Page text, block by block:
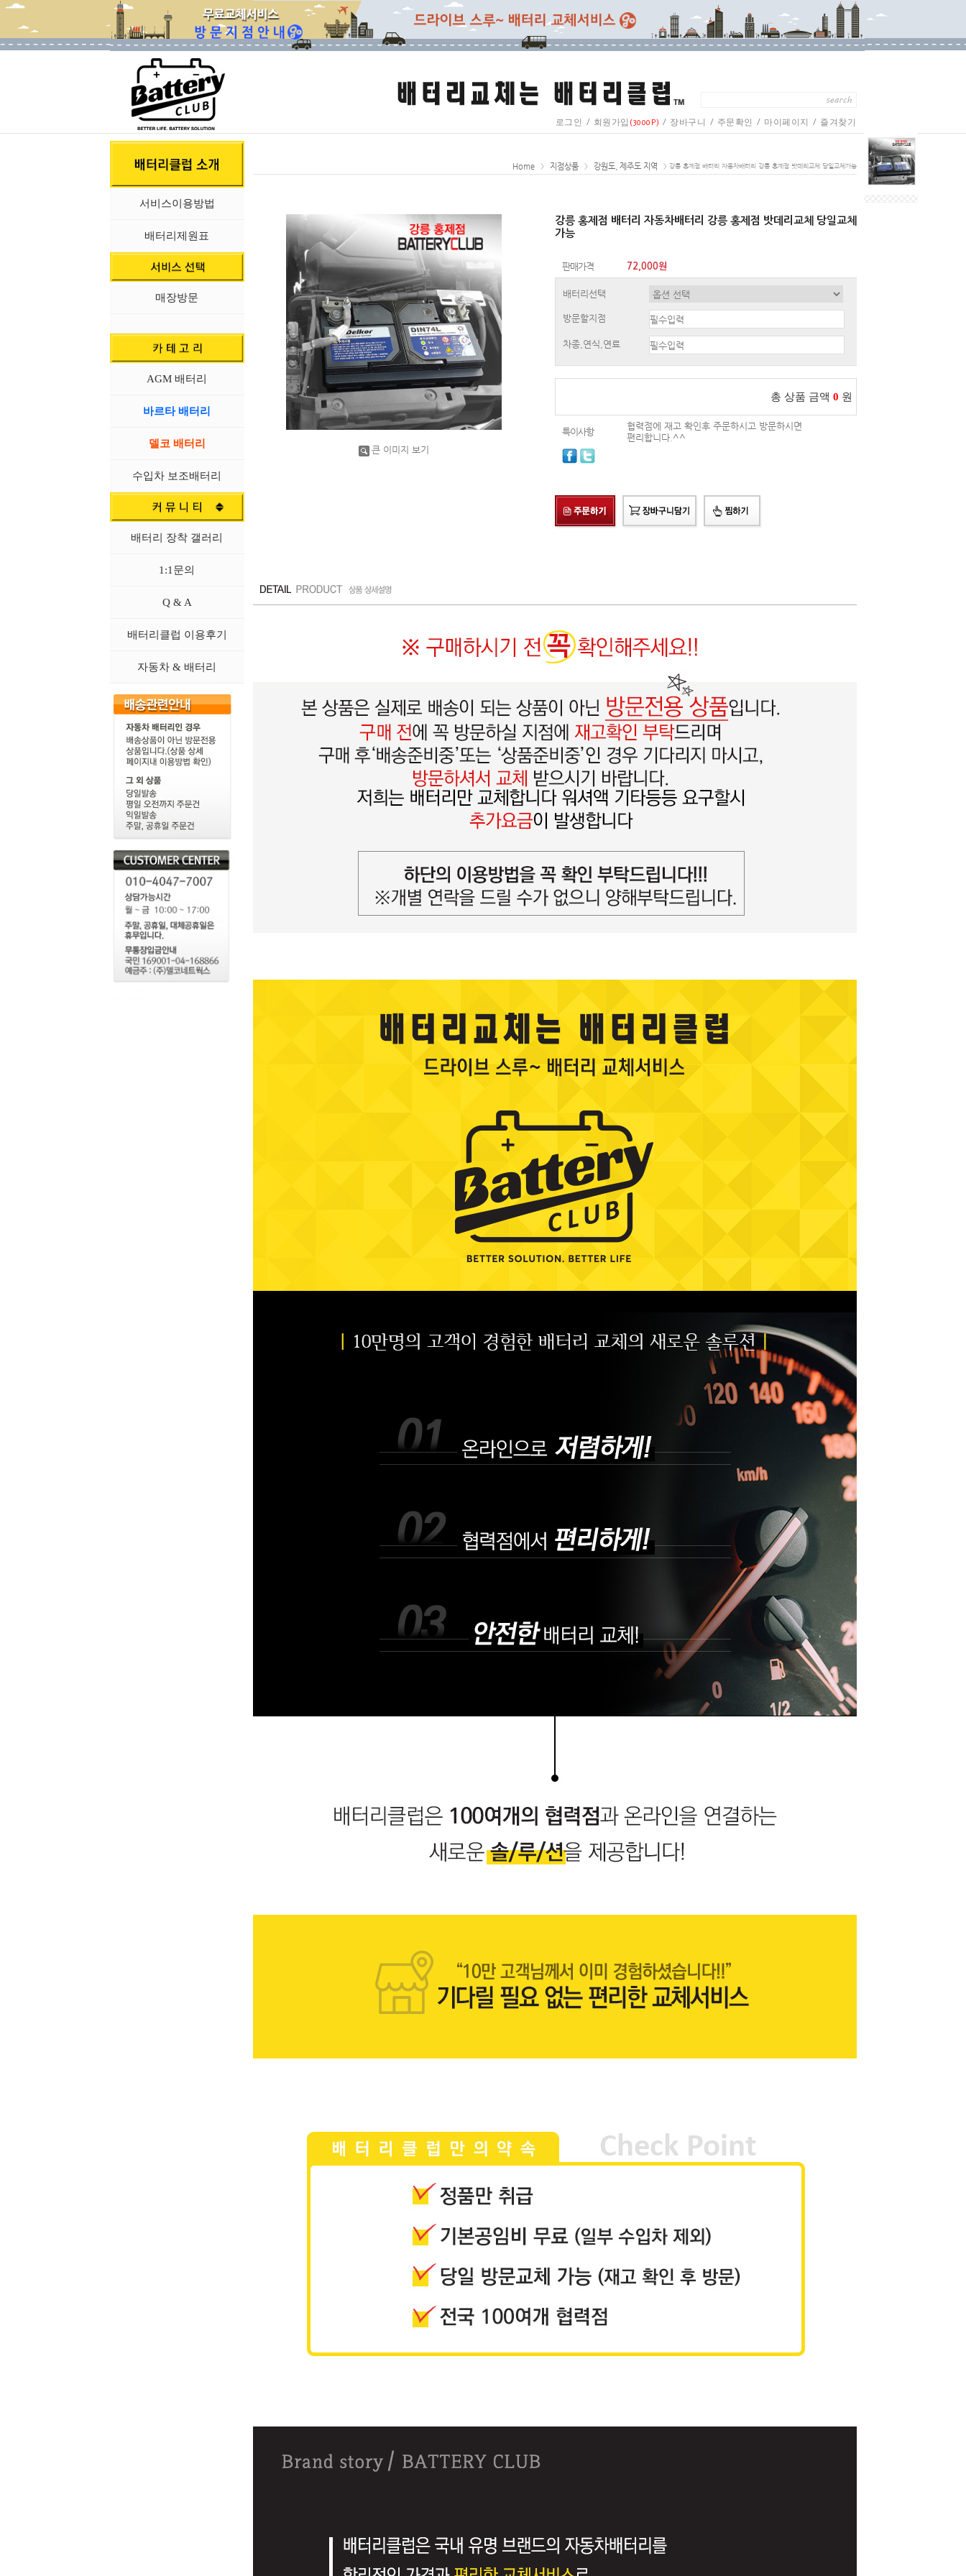
로그인 / 회원가입 (3000P) / 장바구니 / 주문확인 / 마이페이지 / 즐겨찾기
서비스이용방법
배터리제원표
매장방문
AGM 배터리
바르타 배터리
델코 배터리
수입차 보조배터리
배터리 장착 갤러리
1:1문의
Q & A
배터리클럽 이용후기
자동차 & 배터리
Home > 지점상품 > 강원도, 제주도 지역 > 강릉 홍제점 배터리 자동차배터리 강릉 홍제점 밧데리교체 당일교체가능
큰 이미지 보기
강릉 홍제점 배터리 자동차배터리 강릉 홍제점 밧데리교체 당일교체
가능
판매가격 72,000원
배터리선택
방문할지점
차종,연식,연료
총 상품 금액 0 원
특이사항
협력점에 재고 확인후 주문하시고 방문하시면
편리합니다.^^